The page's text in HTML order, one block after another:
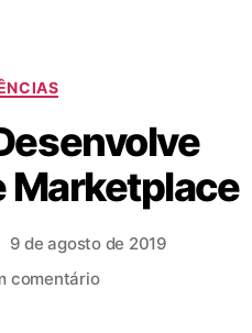
Marketplace
9 de agosto de 2019
comentário